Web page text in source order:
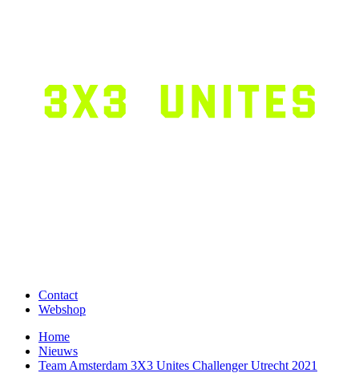
Contact
Webshop
Home
Nieuws
Team Amsterdam 3X3 Unites Challenger Utrecht 2021